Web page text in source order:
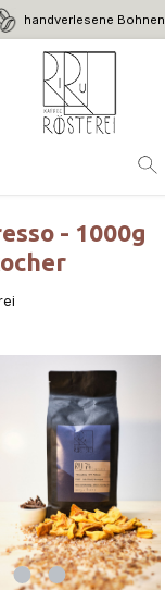
handverlesene Bohnen
- 1000g